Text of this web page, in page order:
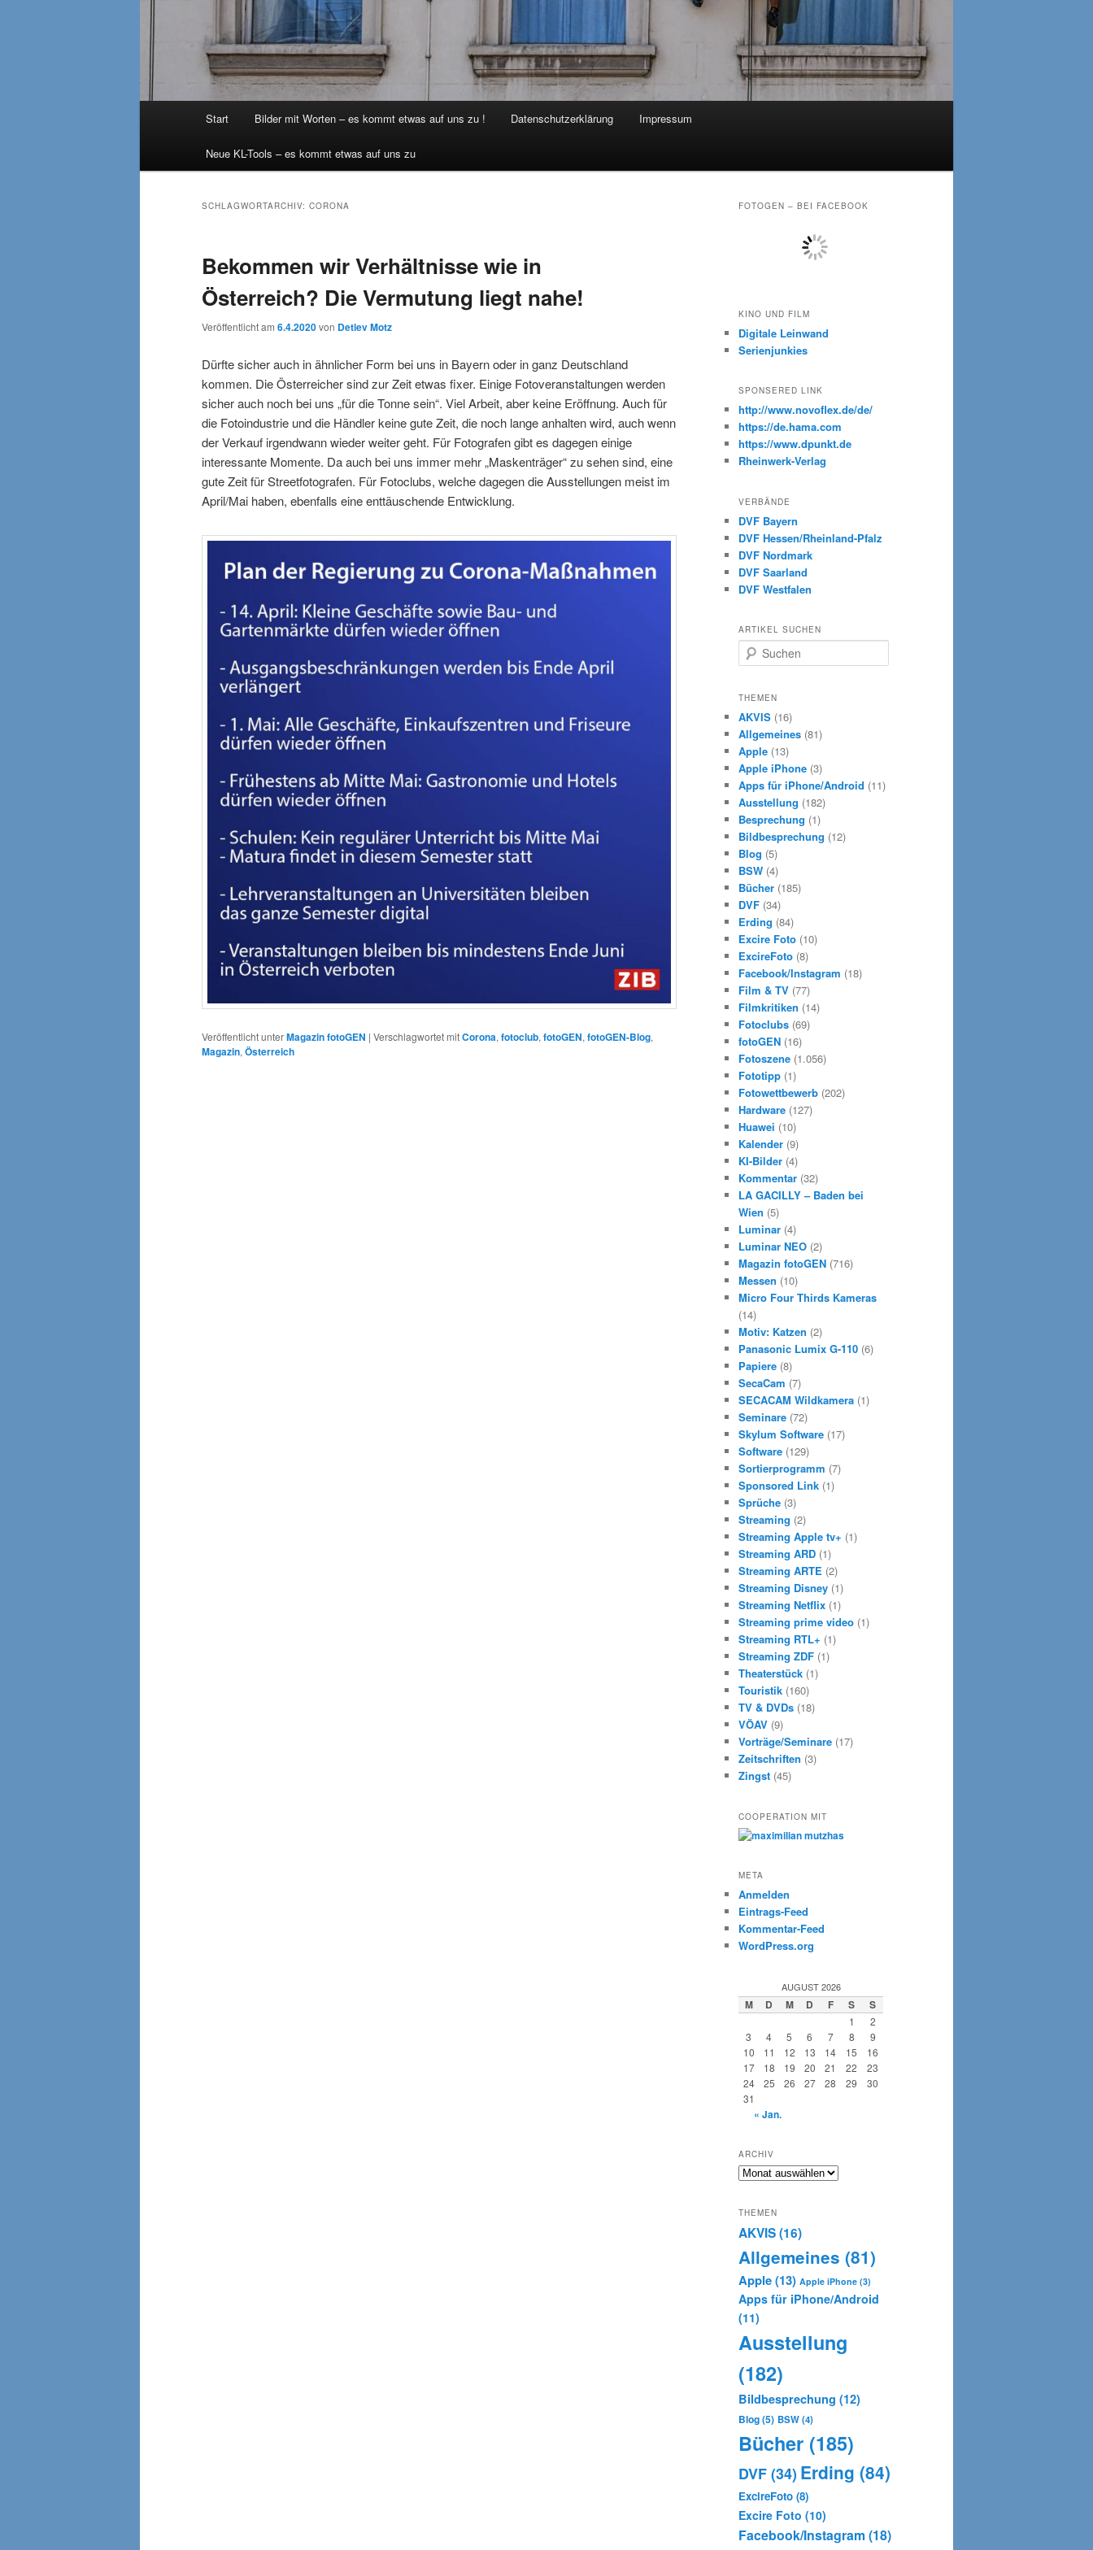
Start Bilder mit Worten – es kommt etwas auf uns zu ! Datenschutzerklärung Impressum
Neue KL-Tools – es kommt etwas auf uns zu
SCHLAGWORTARCHIV: CORONA
Bekommen wir Verhältnisse wie in
Österreich? Die Vermutung liegt nahe!
Veröffentlicht am 6.4.2020von Detlev Motz
Dürfte sicher auch in ähnlicher Form bei uns in Bayern oder in ganz Deutschland
kommen. Die Österreicher sind zur Zeit etwas fixer. Einige Fotoveranstaltungen werden
sicher auch noch bei uns „für die Tonne sein“. Viel Arbeit, aber keine Eröffnung. Auch für
die Fotoindustrie und die Händler keine gute Zeit, die noch lange anhalten wird, auch wenn
der Verkauf irgendwann wieder weiter geht. Für Fotografen gibt es dagegen einige
interessante Momente. Da auch bei uns immer mehr „Maskenträger“ zu sehen sind, eine
gute Zeit für Streetfotografen. Für Fotoclubs, welche dagegen die Ausstellungen meist im
April/Mai haben, ebenfalls eine enttäuschende Entwicklung.
Veröffentlicht unterMagazin fotoGEN | Verschlagwortet mitCorona, fotoclub, fotoGEN, fotoGEN-Blog,
Magazin, Österreich
FOTOGEN – BEI FACEBOOK
KINO UND FILM
Digitale Leinwand
Serienjunkies
SPONSERED LINK
http://www.novoflex.de/de/
https://de.hama.com
https://www.dpunkt.de
Rheinwerk-Verlag
VERBÄNDE
DVF Bayern
DVF Hessen/Rheinland-Pfalz
DVF Nordmark
DVF Saarland
DVF Westfalen
ARTIKEL SUCHEN
u
h
n
THEMEN
AKVIS (16)
Allgemeines (81)
Apple (13)
Apple iPhone (3)
Apps für iPhone/Android (11)
Ausstellung (182)
Besprechung (1)
Bildbesprechung (12)
Blog (5)
BSW (4)
Bücher (185)
DVF (34)
Erding (84)
Excire Foto (10)
ExcireFoto (8)
Facebook/Instagram (18)
Film & TV (77)
Filmkritiken (14)
Fotoclubs (69)
fotoGEN (16)
Fotoszene (1.056)
Fototipp (1)
Fotowettbewerb (202)
Hardware (127)
Huawei (10)
Kalender (9)
KI-Bilder (4)
Kommentar (32)
LA GACILLY – Baden bei
Wien (5)
Luminar (4)
Luminar NEO (2)
Magazin fotoGEN (716)
Messen (10)
Micro Four Thirds Kameras
(14)
Motiv: Katzen (2)
Panasonic Lumix G-110 (6)
Papiere (8)
SecaCam (7)
SECACAM Wildkamera (1)
Seminare (72)
Skylum Software (17)
Software (129)
Sortierprogramm (7)
Sponsored Link (1)
Sprüche (3)
Streaming (2)
Streaming Apple tv+ (1)
Streaming ARD (1)
Streaming ARTE (2)
Streaming Disney (1)
Streaming Netflix (1)
Streaming prime video (1)
Streaming RTL+ (1)
Streaming ZDF (1)
Theaterstück (1)
Touristik (160)
TV & DVDs (18)
VÖAV (9)
Vorträge/Seminare (17)
Zeitschriften (3)
Zingst (45)
COOPERATION MIT
META
Anmelden
Eintrags-Feed
Kommentar-Feed
WordPress.org
AUGUST 2026
M D M D F S S
1
2
3
4 5 6 7 8
9
10
11 12 13 14 15
16
17
18 19 20 21 22
23
24
25 26 27 28 29
30
31
« Jan.
ARCHIV
Archiv
THEMEN
AKVIS(16)
Allgemeines (81)
Apple(13) Apple iPhone (3)
Apps für iPhone/Android
(11)
Ausstellung
(182)
Bildbesprechung (12)
Blog(5) BSW(4)
Bücher (185)
DVF (34) Erding (84)
ExcireFoto (8)
Excire Foto (10)
Facebook/Instagram (18)